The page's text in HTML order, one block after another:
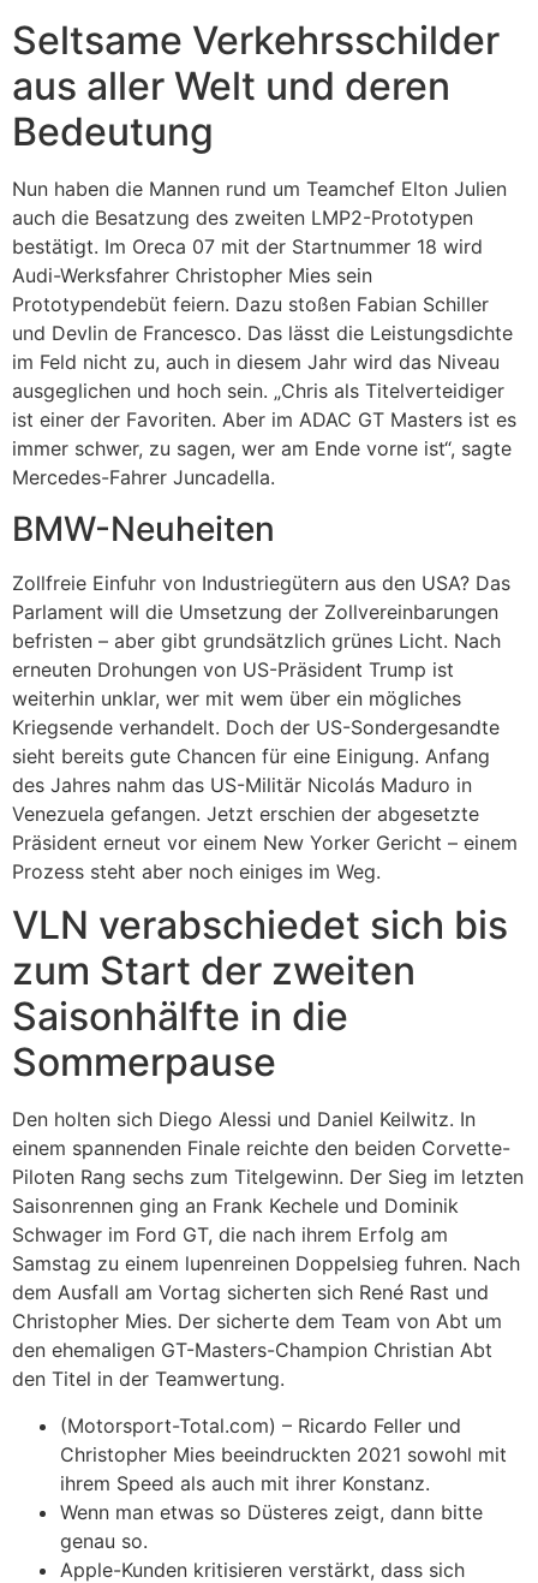
Seltsame Verkehrsschilder
aus aller Welt und deren
Bedeutung
Nun haben die Mannen rund um Teamchef Elton Julien
auch die Besatzung des zweiten LMP2-Prototypen
bestätigt. Im Oreca 07 mit der Startnummer 18 wird
Audi-Werksfahrer Christopher Mies sein
Prototypendebüt feiern. Dazu stoßen Fabian Schiller
und Devlin de Francesco. Das lässt die Leistungsdichte
im Feld nicht zu, auch in diesem Jahr wird das Niveau
ausgeglichen und hoch sein. „Chris als Titelverteidiger
ist einer der Favoriten. Aber im ADAC GT Masters ist es
immer schwer, zu sagen, wer am Ende vorne ist“, sagte
Mercedes-Fahrer Juncadella.
BMW-Neuheiten
Zollfreie Einfuhr von Industriegütern aus den USA? Das
Parlament will die Umsetzung der Zollvereinbarungen
befristen – aber gibt grundsätzlich grünes Licht. Nach
erneuten Drohungen von US-Präsident Trump ist
weiterhin unklar, wer mit wem über ein mögliches
Kriegsende verhandelt. Doch der US-Sondergesandte
sieht bereits gute Chancen für eine Einigung. Anfang
des Jahres nahm das US-Militär Nicolás Maduro in
Venezuela gefangen. Jetzt erschien der abgesetzte
Präsident erneut vor einem New Yorker Gericht – einem
Prozess steht aber noch einiges im Weg.
VLN verabschiedet sich bis
zum Start der zweiten
Saisonhälfte in die
Sommerpause
Den holten sich Diego Alessi und Daniel Keilwitz. In
einem spannenden Finale reichte den beiden Corvette-
Piloten Rang sechs zum Titelgewinn. Der Sieg im letzten
Saisonrennen ging an Frank Kechele und Dominik
Schwager im Ford GT, die nach ihrem Erfolg am
Samstag zu einem lupenreinen Doppelsieg fuhren. Nach
dem Ausfall am Vortag sicherten sich René Rast und
Christopher Mies. Der sicherte dem Team von Abt um
den ehemaligen GT-Masters-Champion Christian Abt
den Titel in der Teamwertung.
(Motorsport-Total.com) – Ricardo Feller und
Christopher Mies beeindruckten 2021 sowohl mit
ihrem Speed als auch mit ihrer Konstanz.
Wenn man etwas so Düsteres zeigt, dann bitte
genau so.
Apple-Kunden kritisieren verstärkt, dass sich